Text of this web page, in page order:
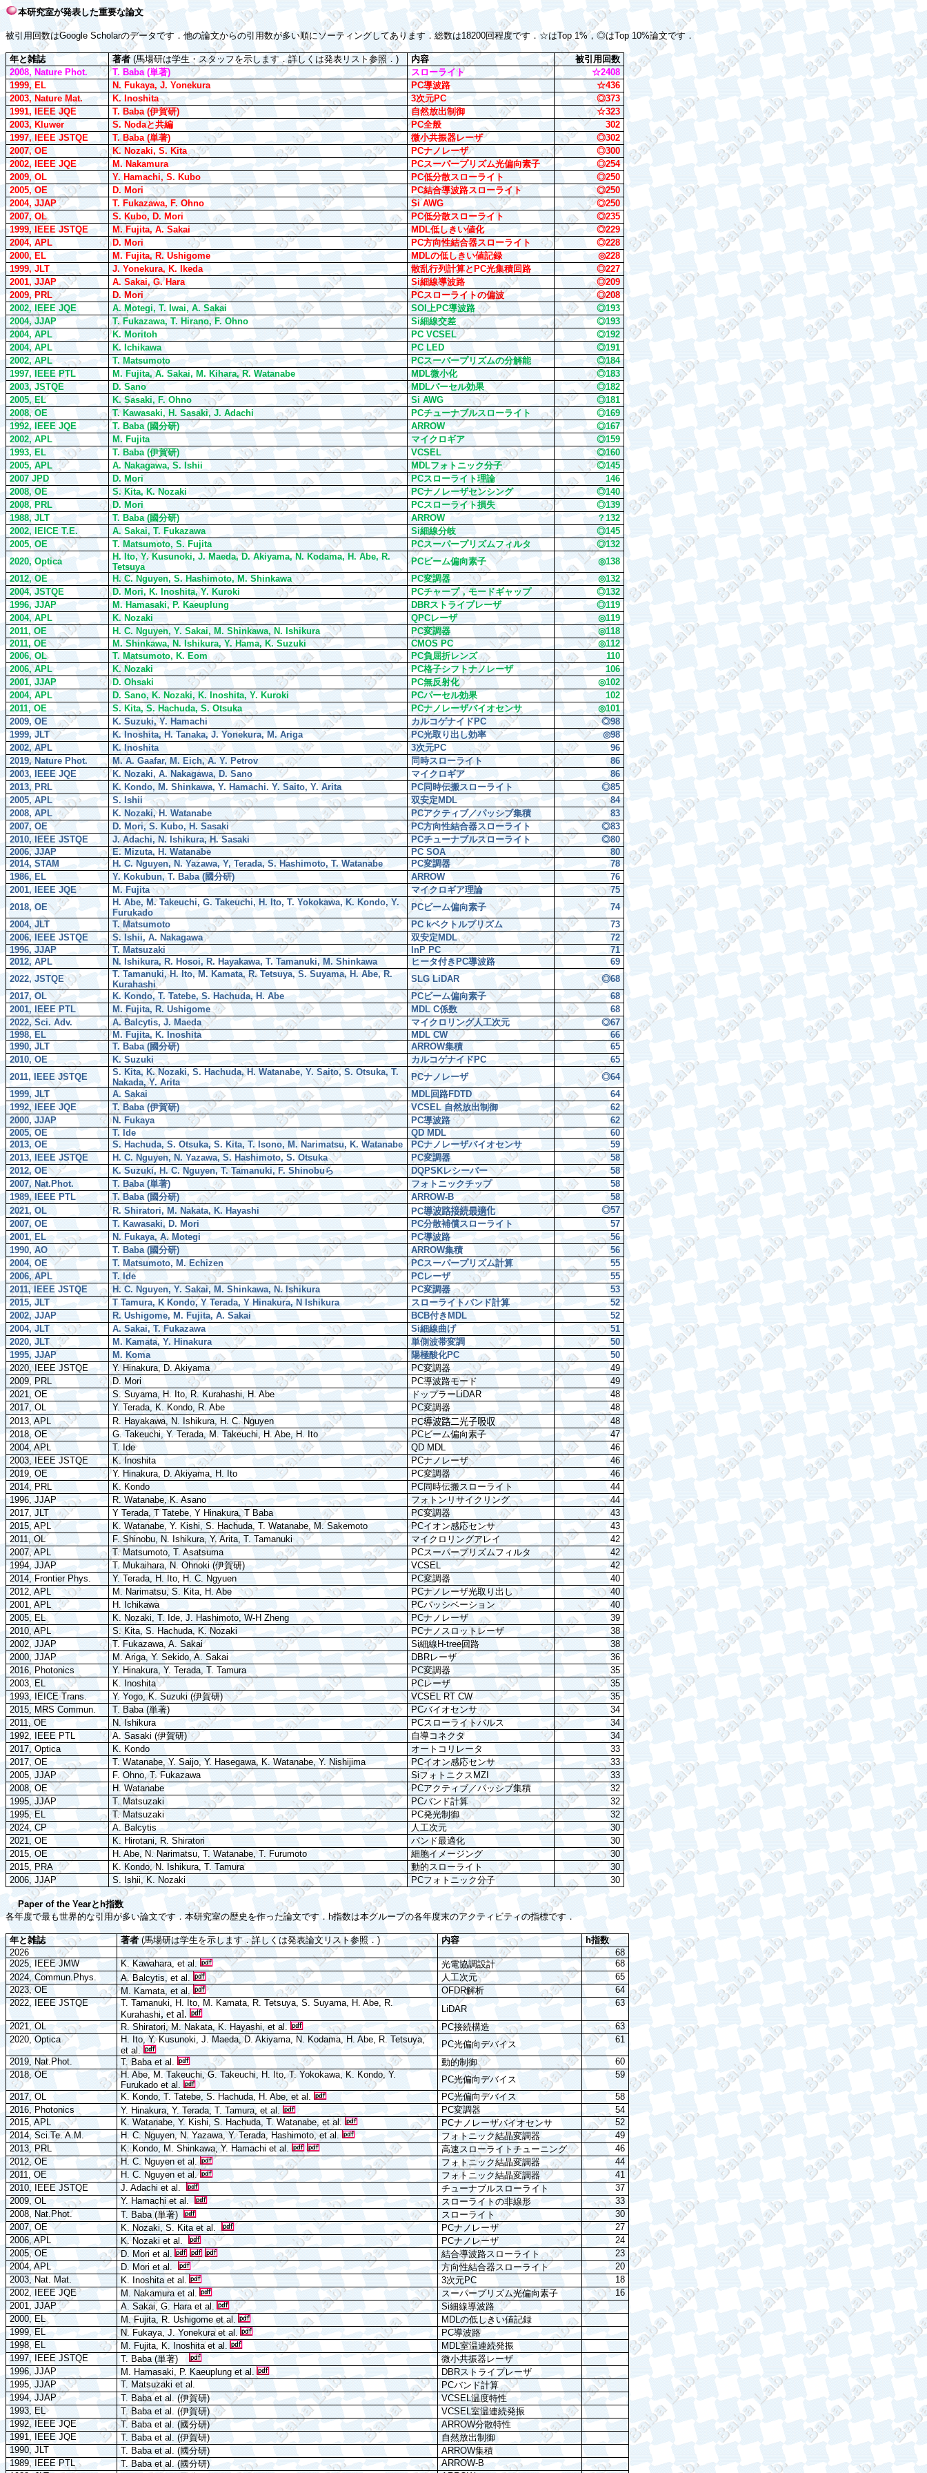
本研究室が発表した重要な論文
被引用回数はGoogle Scholarのデータです．他の論文からの引用数が多い順にソーティングしてあります．総数は18200回程度です．☆はTop 1%，◎はTop 10%論文です．
年と雑誌 著者 (馬場研は学生・スタッフを示します．詳しくは発表リスト参照．) 内容
被引用回数
2008, Nature Phot.
T. Baba (単著) スローライト ☆2408
1999, EL N. Fukaya, J. Yonekura PC導波路 ☆436
2003, NatureMat. K. Inoshita 3次元PC ◎373
1991, IEEE JQE
T. Baba (伊賀研) 自然放出制御 ☆323
2003, Kluwer
S. Nodaと共編 PC全般
302
1997,IEEEJSTQE T. Baba (単著) 微小共振器レーザ ◎302
2007, OE
K. Nozaki, S. Kita PCナノレーザ ◎300
2002, IEEE JQE
M. Nakamura PCスーパープリズム光偏向素子 ◎254
2009, OL
Y. Hamachi, S. Kubo PC低分散スローライト ◎250
2005, OE
D. Mori PC結合導波路スローライト ◎250
2004, JJAP
T. Fukazawa, F. Ohno Si AWG ◎250
2007, OL
S. Kubo, D. Mori PC低分散スローライト ◎235
1999, IEEEJSTQE M. Fujita,A. Sakai MDL低しきい値化 ◎229
2004, APL
D. Mori PC方向性結合器スローライト ◎228
2000, EL
M. Fujita, R. Ushigome MDLの低しきい値記録 ◎228
1999, JLT
J. Yonekura, K. Ikeda 散乱行列計算と PC光集積回路 ◎227
2001, JJAP
A. Sakai, G. Hara Si細線導波路 ◎209
2009, PRL
D. Mori PCスローライトの偏波 ◎208
2002,IEEE JQE A. Motegi, T. Iwai, A. Sakai SOI 上PC導波路 ◎193
2004, JJAP
T. Fukazawa, T. Hirano, F. Ohno Si細線交差 ◎193
2004, APL
K. Moritoh PC VCSEL ◎192
2004, APL
K. Ichikawa PC LED ◎191
2002, APL
T. Matsumoto PCスーパープリズムの分解能 ◎184
1997,
IEEEPTL M. Fujita,A. Sakai, M. Kihara, R. Watanabe MDL微小化 ◎183
2003, JSTQE
D. Sano MDLパーセル効果 ◎182
2005, EL
K. Sasaki, F. Ohno Si AWG ◎181
2008, OE
T. Kawasaki, H. Sasaki, J. Adachi PCチューナブルスローライト ◎169
1992, IEEE JQE
T. Baba (國分研) ARROW ◎167
2002,APL M. Fujita マイクロギア ◎159
1993, EL
T. Baba (伊賀研) VCSEL ◎160
2005, APL
A. Nakagawa, S. Ishii MDLフォトニック分子 ◎145
2007 JPD
D. Mori PCスローライト理論 146
2008, OE
S. Kita, K. Nozaki PCナノレーザセンシング ◎140
2008, PRL
D. Mori PCスローライト損失 ◎139
1988, JLT
T. Baba (國分研) ARROW ？132
2002, IEICE T.E.
A. Sakai, T. Fukazawa Si細線分岐 ◎145
2005, OE
T. Matsumoto, S. Fujita PCスーパープリズムフィルタ ◎132
2020, Optica
H. Ito, Y. Kusunoki, J. Maeda, D. Akiyama, N. Kodama, H. Abe, R.
Tetsuya
PCビーム偏向素子 ◎138
2012, OE
H. C. Nguyen, S. Hashimoto, M. Shinkawa PC変調器 ◎132
2004, JSTQE
D. Mori, K. Inoshita, Y. Kuroki PCチャープ，モードギャップ ◎132
1996, JJAP
M. Hamasaki, P. Kaeuplung DBRストライプレーザ ◎119
2004, APL
K. Nozaki QPCレーザ ◎119
2011, OE
H. C. Nguyen, Y. Sakai, M. Shinkawa, N. Ishikura PC変調器 ◎118
2011, OE
M. Shinkawa, N. Ishikura, Y. Hama, K. Suzuki CMOS PC ◎112
2006, OL
T. Matsumoto, K. Eom PC負屈折レンズ 110
2006, APL
K. Nozaki PC格子シフトナノレーザ 106
2001, JJAP
D. Ohsaki PC無反射化 ◎102
2004, APL
D. Sano, K. Nozaki, K. Inoshita, Y. Kuroki PCパーセル効果 102
2011, OE
S. Kita, S. Hachuda, S. Otsuka PCナノレーザバイオセンサ ◎101
2009, OE
K. Suzuki, Y. Hamachi カルコゲナイドPC ◎98
1999, JLT
K. Inoshita, H. Tanaka, J. Yonekura, M. Ariga PC光取り出し効率 ◎98
2002, APL
K. Inoshita 3次元PC
96
2019, Nature Phot.
M. A. Gaafar, M. Eich, A. Y. Petrov 同時スローライト
86
2003, IEEE JQE
K. Nozaki, A. Nakagawa, D. Sano マイクロギア
86
2013, PRL
K. Kondo, M. Shinkawa, Y. Hamachi. Y. Saito, Y. Arita PC同時伝搬スローライト ◎85
2005, APL
S. Ishii 双安定MDL
84
2008, APL
K. Nozaki, H. Watanabe PCアクティブ／パッシブ集積
83
2007, OE
D. Mori, S. Kubo, H. Sasaki PC方向性結合器スローライト ◎83
2010, IEEE JSTQE
J. Adachi, N. Ishikura, H. Sasaki PCチューナブルスローライト ◎80
2006, JJAP
E. Mizuta, H. Watanabe PC SOA
80
2014, STAM
H. C. Nguyen, N. Yazawa, Y, Terada, S. Hashimoto, T. Watanabe PC変調器
78
1986, EL
Y. Kokubun, T. Baba (國分研) ARROW
76
2001, IEEE JQE
M. Fujita マイクロギア理論
75
2018, OE
H. Abe, M. Takeuchi, G. Takeuchi, H. Ito, T. Yokokawa, K. Kondo, Y.
Furukado
PCビーム偏向素子
74
2004, JLT
T. Matsumoto PC kベクトルプリズム
73
2006, IEEE JSTQE
S. Ishii, A. Nakagawa 双安定 MDL
72
1996, JJAP
T. Matsuzaki InP PC
71
2012, APL
N. Ishikura, R. Hosoi, R. Hayakawa, T. Tamanuki, M. Shinkawa ヒータ付き PC導波路
69
2022, JSTQE
T. Tamanuki, H. Ito, M. Kamata, R. Tetsuya, S. Suyama, H. Abe, R.
Kurahashi
SLG LiDAR ◎68
2017, OL
K. Kondo, T. Tatebe, S. Hachuda, H. Abe PCビーム偏向素子
68
2001, IEEE PTL
M. Fujita, R. Ushigome MDL C係数
68
2022, Sci. Adv.
A. Balcytis, J. Maeda マイクロリング人工次元 ◎67
1998, EL
M. Fujita, K. Inoshita MDL CW
66
1990, JLT
T. Baba (國分研) ARROW集積
65
2010, OE
K. Suzuki カルコゲナイドPC
65
2011, IEEE JSTQE
S. Kita, K. Nozaki, S. Hachuda, H. Watanabe, Y. Saito, S. Otsuka, T.
Nakada, Y. Arita
PCナノレーザ ◎64
1999, JLT
A. Sakai MDL回路FDTD
64
1992, IEEE JQE
T. Baba (伊賀研) VCSEL自然放出制御
62
2000, JJAP
N. Fukaya PC導波路
62
2005, OE
T. Ide QD MDL
60
2013, OE
S. Hachuda, S. Otsuka, S. Kita, T. Isono, M. Narimatsu, K. Watanabe PCナノレーザバイオセンサ
59
2013, IEEE JSTQE
H. C. Nguyen, N. Yazawa, S. Hashimoto, S. Otsuka PC変調器
58
2012, OE
K. Suzuki, H. C. Nguyen, T. Tamanuki, F. Shinobuら DQPSKレシーバー
58
2007, Nat.Phot.
T. Baba (単著) フォトニックチップ
58
1989, IEEE PTL
T. Baba (國分研) ARROW-B
58
2021, OL
R. Shiratori, M. Nakata, K. Hayashi PC導波路接続最適化 ◎57
2007, OE
T. Kawasaki, D. Mori PC分散補償スローライト
57
2001, EL
N. Fukaya, A. Motegi PC導波路
56
1990, AO
T. Baba (國分研) ARROW集積
56
2004, OE
T. Matsumoto, M. Echizen PCスーパープリズム計算
55
2006, APL
T. Ide PCレーザ
55
2011, IEEE JSTQE
H. C. Nguyen, Y. Sakai, M. Shinkawa, N. Ishikura PC変調器
53
2015, JLT
T Tamura, K Kondo, Y Terada, Y Hinakura, N Ishikura スローライトバンド計算
52
2002, JJAP
R. Ushigome, M. Fujita, A. Sakai BCB付き MDL
52
2004, JLT
A. Sakai, T. Fukazawa Si細線曲げ
51
2020, JLT
M. Kamata, Y. Hinakura 単側波帯変調
50
1995, JJAP
M. Koma 陽極酸化PC
50
2020, IEEE JSTQE
Y. Hinakura, D. Akiyama PC変調器
49
2009, PRL
D. Mori PC導波路モード
49
2021, OE
S. Suyama, H. Ito, R. Kurahashi, H. Abe ドップラーLiDAR
48
2017, OL
Y. Terada, K. Kondo, R. Abe PC変調器
48
2013, APL
R. Hayakawa, N. Ishikura, H. C. Nguyen PC導波路二光子吸収
48
2018, OE
G. Takeuchi, Y. Terada, M. Takeuchi, H. Abe, H. Ito PCビーム偏向素子
47
2004, APL
T. Ide QD MDL
46
2003, IEEE JSTQE
K. Inoshita PCナノレーザ
46
2019, OE
Y. Hinakura, D. Akiyama, H. Ito PC変調器
46
2014, PRL
K. Kondo PC同時伝搬スローライト
44
1996, JJAP
R. Watanabe, K. Asano フォトンリサイクリング
44
2017, JLT
Y Terada, T Tatebe, Y Hinakura, T Baba PC変調器
43
2015, APL
K. Watanabe, Y. Kishi, S. Hachuda, T. Watanabe, M. Sakemoto PCイオン感応センサ
43
2011, OL
F. Shinobu, N. Ishikura, Y. Arita, T. Tamanuki マイクロリングアレイ
42
2007, APL
T. Matsumoto, T. Asatsuma PCスーパープリズムフィルタ
42
1994, JJAP
T. Mukaihara, N. Ohnoki (伊賀研) VCSEL
42
2014, Frontier Phys.
Y. Terada, H. Ito, H. C. Ngyuen PC変調器
40
2012, APL
M. Narimatsu, S. Kita, H. Abe PCナノレーザ光取り出し
40
2001, APL
H. Ichikawa PCパッシベーション
40
2005, EL
K. Nozaki, T. Ide, J. Hashimoto, W-H Zheng PCナノレーザ
39
2010, APL
S. Kita, S. Hachuda, K. Nozaki PCナノスロットレーザ
38
2002, JJAP
T. Fukazawa, A. Sakai Si細線 H-tree回路
38
2000, JJAP
M. Ariga, Y. Sekido, A. Sakai DBRレーザ
36
2016, Photonics
Y. Hinakura, Y. Terada, T. Tamura PC変調器
35
2003, EL
K. Inoshita PCレーザ
35
1993, IEICE Trans.
Y. Yogo, K. Suzuki (伊賀研) VCSEL RT CW
35
2015, MRS Commun.
T. Baba (単著) PCバイオセンサ
34
2011, OE
N. Ishikura PCスローライトパルス
34
1992, IEEE PTL
A. Sasaki (伊賀研) 自導コネクタ
34
2017, Optica
K. Kondo オートコリレータ
33
2017, OE
T. Watanabe, Y. Saijo, Y. Hasegawa, K. Watanabe, Y. Nishijima PCイオン感応センサ
33
2005, JJAP
F. Ohno, T. Fukazawa Siフォトニクス MZI
33
2008, OE
H. Watanabe PCアクティブ／パッシブ集積
32
1995, JJAP
T. Matsuzaki PCバンド計算
32
1995, EL
T. Matsuzaki PC発光制御
32
2024, CP
A. Balcytis 人工次元
30
2021, OE
K. Hirotani, R. Shiratori バンド最適化
30
2015, OE
H. Abe, N. Narimatsu, T. Watanabe, T. Furumoto 細胞イメージング
30
2015, PRA
K. Kondo, N. Ishikura, T. Tamura 動的スローライト
30
2006, JJAP
S. Ishii, K. Nozaki PCフォトニック分子 30
Paper of the Yearとh指数
各年度で最も世界的な引用が多い論文です．本研究室の歴史を作った論文です． h指数は本グループの各年度末のアクティビティの指標です．
年と雑誌 著者(馬場研は学生を示します．詳しくは発表論文リスト参照．) 内容 h指数
2026
68
2025, IEEE JMW
K. Kawahara, et al. 光電協調設計
68
2024, Commun.Phys.
A. Balcytis, et al. 人工次元
65
2023, OE
M. Kamata, et al. OFDR解析
64
2022, IEEE JSTQE
T. Tamanuki, H. Ito, M. Kamata, R. Tetsuya, S. Suyama, H. Abe, R.
Kurahashi, et al. LiDAR
63
2021, OL R. Shiratori, M. Nakata, K. Hayashi, et al. PC接続構造
63
2020, Optica
H. Ito, Y. Kusunoki, J. Maeda, D. Akiyama, N. Kodama, H. Abe, R. Tetsuya,
et al.
PC光偏向デバイス 61
2019, Nat.Phot. T. Baba et al. 動的制御
60
2018, OE
H. Abe, M. Takeuchi, G. Takeuchi, H. Ito, T. Yokokawa, K. Kondo, Y.
Furukado et al.
PC光偏向デバイス 59
2017, OL K. Kondo, T.Tatebe, S.Hachuda, H. Abe, et al. PC光偏向デバイス
58
2016, Photonics
Y. Hinakura, Y. Terada, T. Tamura, et al. PC変調器
54
2015, APL
K. Watanabe, Y. Kishi, S. Hachuda, T. Watanabe, et al. PCナノレーザバイオセンサ
52
2014, Sci.Te. A.M.
H. C. Nguyen, N. Yazawa, Y. Terada, Hashimoto,et al. フォトニック結晶変調器
49
2013, PRL
K. Kondo, M. Shinkawa, Y. Hamachi et al. 高速スローライトチューニング
46
2012, OE
H. C. Nguyen et al. フォトニック結晶変調器
44
2011, OE
H. C. Nguyen et al. フォトニック結晶変調器
41
2010, IEEE JSTQE
J. Adachi et al. チューナブルスローライト
37
2009, OL
Y. Hamachi et al. スローライトの非線形
33
2008, Nat.Phot.
T. Baba (単著) スローライト
30
2007, OE
K. Nozaki, S. Kita et al. PCナノレーザ
27
2006, APL
K. Nozaki et al. PCナノレーザ
24
2005, OE
D. Mori et al. 結合導波路スローライト
23
2004, APL
D. Mori et al. 方向性結合器スローライト
20
2003, Nat. Mat. K. Inoshitaet al. 3次元PC
18
2002,IEEEJQE M. Nakamuraet al. スーパープリズム光偏向素子
16
2001, JJAP
A. Sakai, G. Haraet al. Si細線導波路
2000, EL
M. Fujita, R. Ushigomeet al. MDLの低しきい値記録
1999, EL N. Fukaya,J. Yonekura et al. PC導波路
1998, EL
M. Fujita, K. Inoshita et al. MDL室温連続発振
1997,IEEEJSTQE T. Baba (単著) 微小共振器レーザ
1996, JJAP
M. Hamasaki, P. Kaeuplung et al. DBRストライプレーザ
1995, JJAP
T. Matsuzaki et al. PCバンド計算
1994, JJAP
T. Baba et al. (伊賀研) VCSEL温度特性
1993, EL
T. Baba et al. (伊賀研) VCSEL室温連続発振
1992, IEEE JQE
T. Babaet al.(國分研) ARROW分散特性
1991, IEEE JQE
T. Baba et al. (伊賀研)
自然放出制御
1990, JLT
T. Baba et al. (國分研) ARROW集積
1989, IEEE PTL
T. Babaet al.(國分研)
ARROW-B